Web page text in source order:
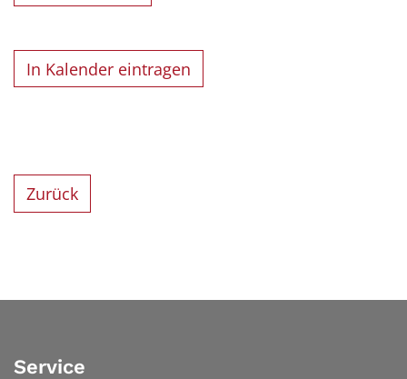
In Kalender eintragen
Zurück
Service